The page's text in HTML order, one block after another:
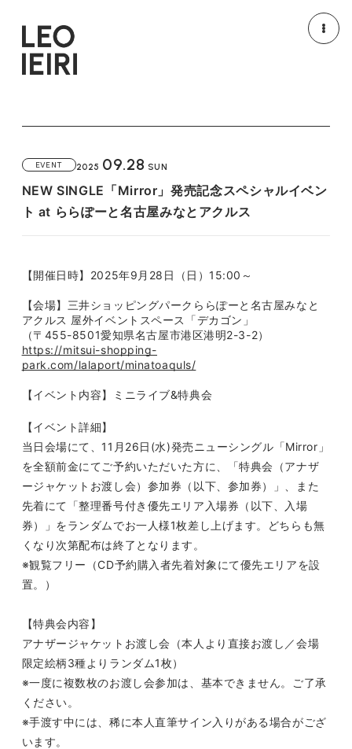
PROFILE
DISCOGRAPHY
GOODS
HOME
FANCLUB CONTENTS
FC NEWS
LEO REPORT
TOPICS
RADIO
TICKET
SPECIAL
EVENT 2025 09.28 SUN
NEW SINGLE「Mirror」発売記念スペシャルイベン
ト at ららぽーと名古屋みなとアクルス
【開催日時】2025年9月28日（日）15:00～
【会場】三井ショッピングパークららぽーと名古屋みなと
アクルス 屋外イベントスペース「デカゴン」
（〒455-8501愛知県名古屋市港区港明2-3-2）
https://mitsui-shopping-
park.com/lalaport/minatoaquls/
【イベント内容】ミニライブ&特典会
【イベント詳細】
当日会場にて、11 月 26日 (水)発売ニューシングル「Mirror 」
を全額前金にてご予約いただいた方に、「特典会（アナザ
ージャケットお渡し会）参加券（以下、参加券）」、また
先着にて「整理番号付き優先エリア入場券（以下、入場
券）」をランダムでお一人様1枚差し上げます。どちらも無
くなり次第配布は終了となります。
※観覧フリー（CD予約購入者先着対象にて優先エリアを設
置。）
【特典会内容】
アナザージャケットお渡し会（本人より直接お渡し／会場
限定絵柄3種よりランダム1枚）
※一度に複数枚のお渡し会参加は、基本できません。ご了承
ください。
※手渡す中には、稀に本人直筆サイン入りがある場合がござ
います。